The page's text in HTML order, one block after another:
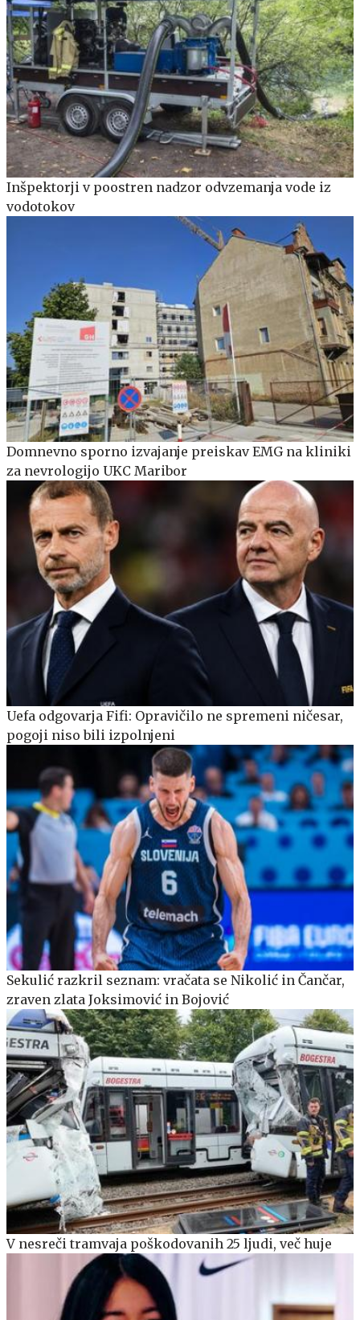
Inšpektorji v poostren nadzor odvzemanja vode iz
vodotokov
Domnevno sporno izvajanje preiskav EMG na kliniki
za nevrologijo UKC Maribor
Uefa odgovarja Fifi: Opravičilo ne spremeni ničesar,
pogoji niso bili izpolnjeni
Sekulić razkril seznam: vračata se Nikolić in Čančar,
zraven zlata Joksimović in Bojović
V nesreči tramvaja poškodovanih 25 ljudi, več huje